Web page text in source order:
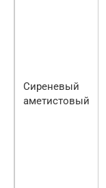
Сиреневый
аметистовый